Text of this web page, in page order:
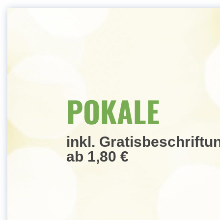
POKALE
inkl.
ab 1,80 €
MEDAILLEN